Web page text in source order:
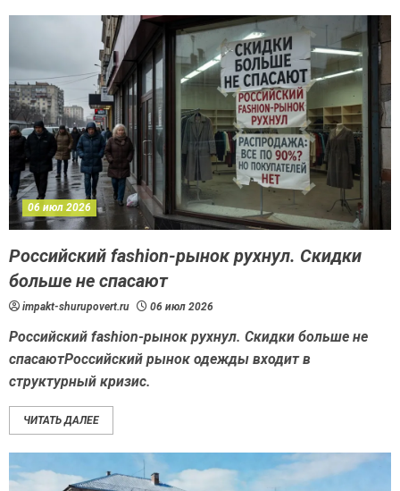
06 июл 2026
Российский fashion-рынок рухнул. Скидки
больше не спасают
impakt-shurupovert.ru 06 июл 2026
Российский fashion-рынок рухнул. Скидки больше не
спасаютРоссийский рынок одежды входит в
структурный кризис.
ЧИТАТЬ ДАЛЕЕ